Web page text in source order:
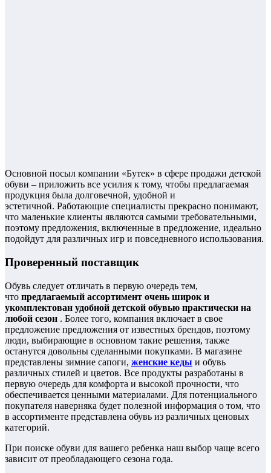
Основной посыл компании «Бутек» в сфере продажи детской
обуви – приложить все усилия к тому, чтобы предлагаемая
продукция была долговечной, удобной и
эстетичной. Работающие специалисты прекрасно понимают,
что маленькие клиенты являются самыми требовательными,
поэтому предложения, включенные в предложение, идеально
подойдут для различных игр и повседневного использования.
Проверенный поставщик
Обувь следует отличать в первую очередь тем,
что предлагаемый ассортимент очень широк и
укомплектован удобной детской обувью практически на
любой сезон . Более того, компания включает в свое
предложение предложения от известных брендов, поэтому
люди, выбирающие в основном такие решения, также
останутся довольны сделанными покупками. В магазине
представлены зимние сапоги, женские кеды и обувь
различных стилей и цветов. Все продукты разработаны в
первую очередь для комфорта и высокой прочности, что
обеспечивается ценными материалами. Для потенциального
покупателя наверняка будет полезной информация о том, что
в ассортименте представлена ​​обувь из различных ценовых
категорий.
При поиске обуви для вашего ребенка наш выбор чаще всего
зависит от преобладающего сезона года.